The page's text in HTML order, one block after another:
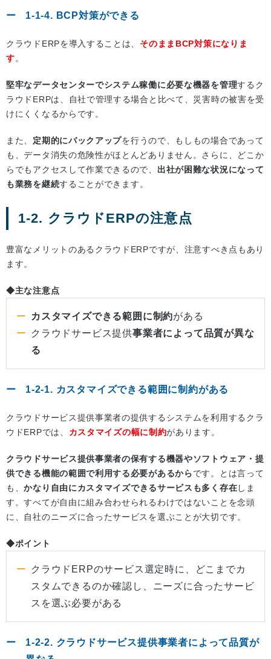
1-1-4. BCP対策ができる
クラウドERPを導入することは、 そのままBCP対策になりま
す。
堅牢なデータセンターでシステム稼働に必要な機器を管理するク
ラウドERPは、自社で管理する場合と比べて、災害時の被害を受
けにくくなるからです。
また、 定期的にバックアップを行うので、もしもの場合であって
も、データ消失の危険性がほとんどありません。さらに、どこか
らでもアクセスして作業できるので、 出社が困難な状況になって
も業務を継続することができます。
1-2. クラウドERPの注意点
豊富なメリットのあるクラウドERPですが、注意すべき点もあり
ます。
◆主な注意点
カスタマイズできる範囲に制約がある
クラウドサービス提供事業者によって品質が異な
る
1-2-1. カスタマイズできる範囲に制約がある
クラウドサービス提供事業者の提供するシステムを利用するクラ
ウドERPでは、 カスタマイズの幅に制約があります。
クラウドサービス提供事業者の保有する機器やソフトウェア・提
供できる機能の範囲で利用する必要があるからです。とは言って
も、かなり自由にカスタマイズできるサービスも多く存在しま
す。すべてが自由に組み合わせられるわけではないことを念頭
に、自社のニーズに合ったサービスを選ぶことが大切です。
◆ポイント
クラウドERPのサービス選定時に、どこまでカ
スタムできるのか確認し、ニーズに合ったサービ
スを選ぶ必要がある
1-2-2. クラウドサービス提供事業者によって品質が